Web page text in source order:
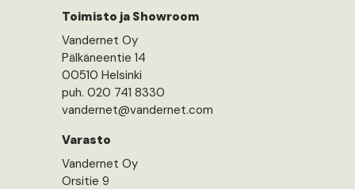
Toimisto ja Showroom
Vandernet Oy
Pälkäneentie 14
00510 Helsinki
puh. 020 741 8330
vandernet@vandernet.com
Varasto
Vandernet Oy
Orsitie 9